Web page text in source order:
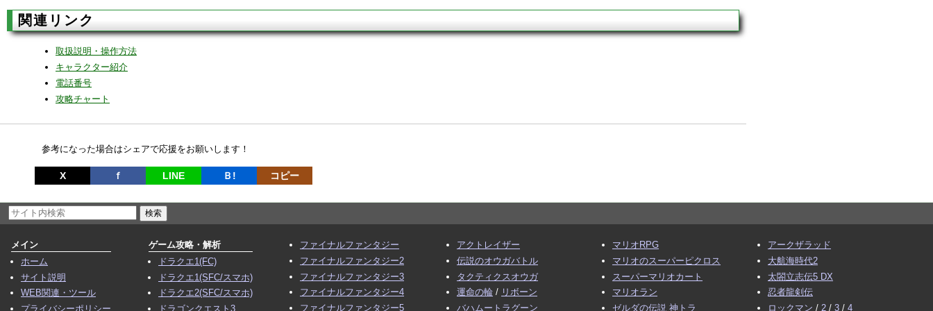
関連リンク
取扱説明・操作方法
キャラクター紹介
電話番号
攻略チャート
参考になった場合はシェアで応援をお願いします！
X ｆ LINE Ｂ! コピー
メイン
ホーム
サイト説明
WEB関連・ツール
プライバシーポリシー
ゲーム攻略・解析
ドラクエ1(FC)
ドラクエ1(SFC/スマホ)
ドラクエ2(SFC/スマホ)
ドラゴンクエスト3
ファイナルファンタジー
ファイナルファンタジー2
ファイナルファンタジー3
ファイナルファンタジー4
ファイナルファンタジー5
アクトレイザー
伝説のオウガバトル
タクティクスオウガ
運命の輪 / リボーン
バハムートラグーン
マリオRPG
マリオのスーパーピクロス
スーパーマリオカート
マリオラン
ゼルダの伝説 神トラ
アークザラッド
大航海時代2
太閤立志伝5 DX
忍者龍剣伝
ロックマン / 2 / 3 / 4